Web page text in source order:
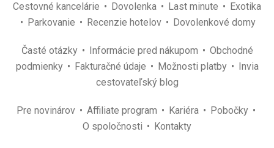
Cestovné kancelárie Dovolenka Last minute
Exotika
Parkovanie
Recenzie hotelov Dovolenkové domy
Časté otázky Informácie pred nákupom
Obchodné
podmienky
Fakturačné údaje Možnosti platby
Invia
cestovateľský blog
Pre novinárov Affiliate program Kariéra
Pobočky
O spoločnosti
Kontakty